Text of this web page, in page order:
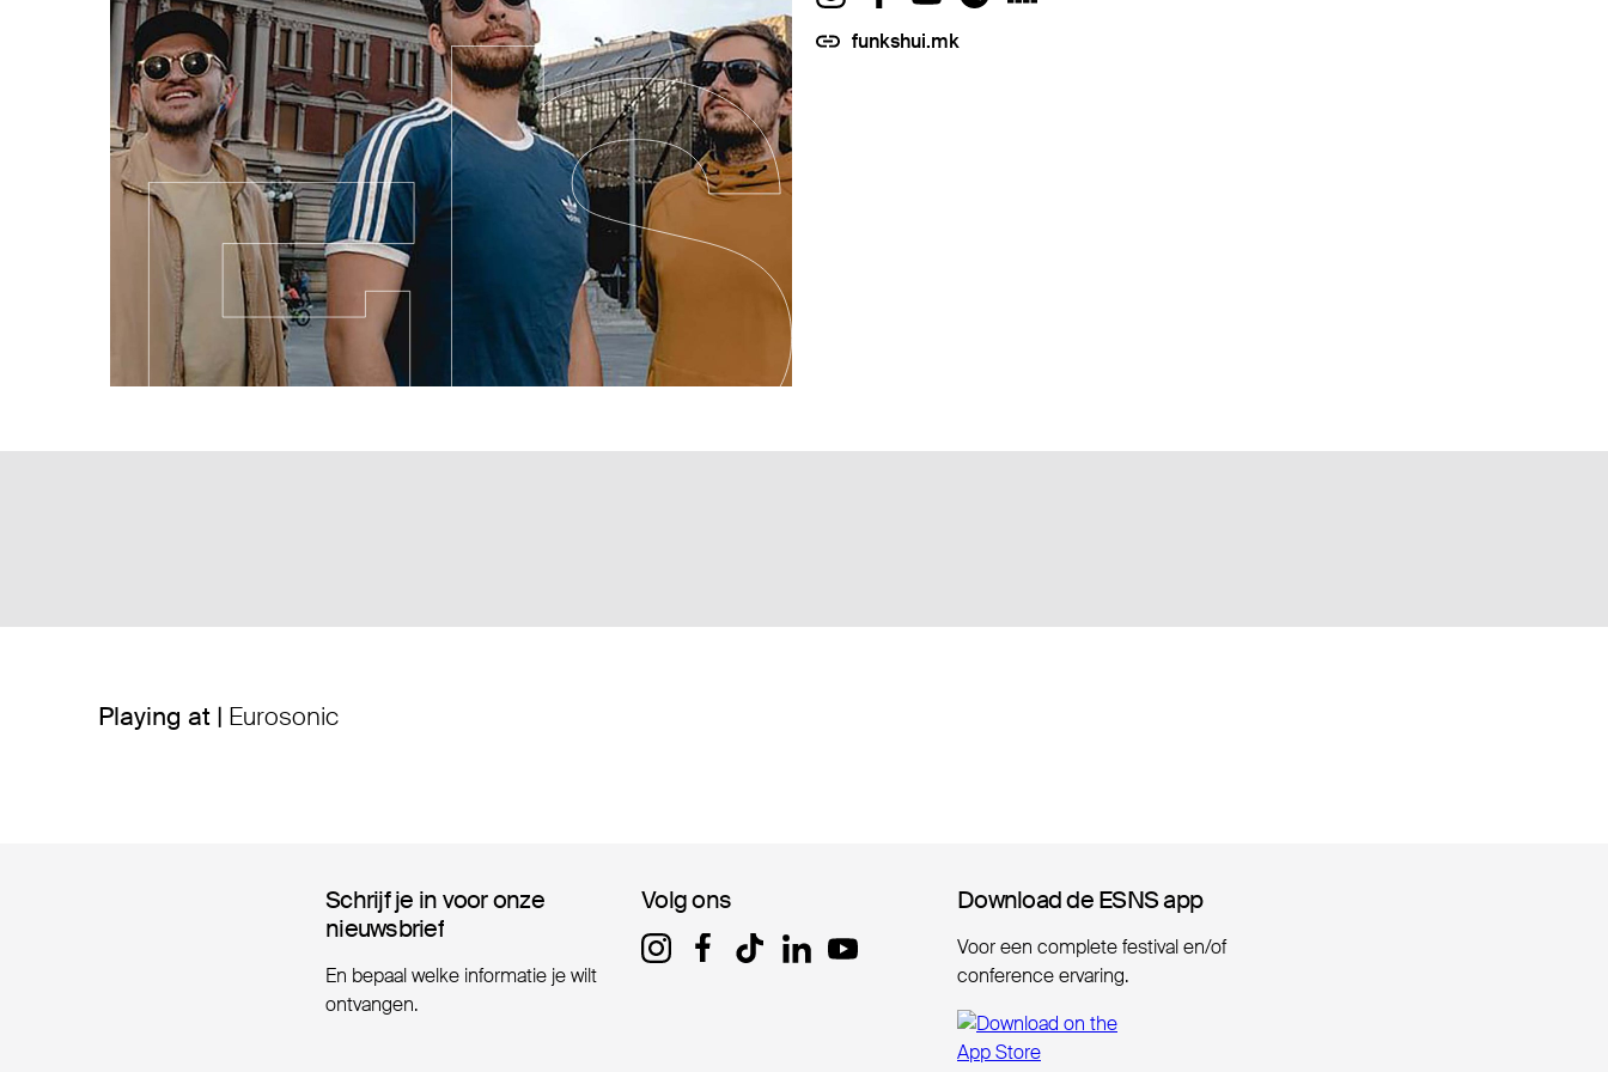
funkshui.mk
Playing at | Eurosonic
Schrijf je in voor onze
Schrijf je in voor onze
nieuwsbrief
nieuwsbrief
En bepaal welke informatie je wilt
ontvangen.
Volg ons
Volg ons Download de ESNS app
Download de ESNS app
Voor een complete festival en/of
conference ervaring.